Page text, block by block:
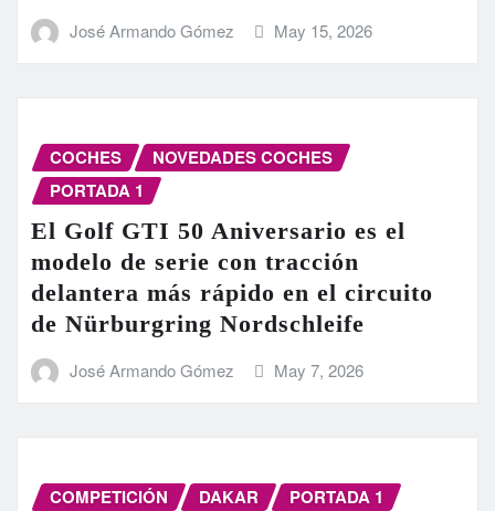
José Armando Gómez May 15, 2026
COCHES
NOVEDADES COCHES
PORTADA 1
El Golf GTI 50 Aniversario es el
modelo de serie con tracción
delantera más rápido en el circuito
de Nürburgring Nordschleife
José Armando Gómez May 7, 2026
COMPETICIÓN DAKAR PORTADA 1